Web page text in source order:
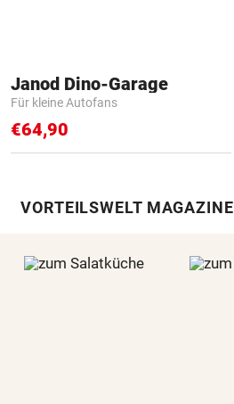
Janod Dino-Garage
Für kleine Autofans
€64,90
VORTEILSWELT MAGAZINE